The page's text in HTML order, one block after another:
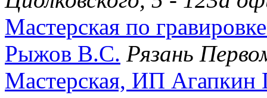
Мастерская по
Рыжов В.С. Рязань
Мастерская, ИП Агапкин